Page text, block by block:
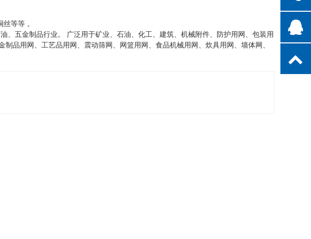
等等 。
、五金制品行业。 广泛用于矿业、石油、化工、建筑、机械附件、防护用网、包装用
品用网、工艺品用网、震动筛网、网篮用网、食品机械用网、炊具用网、墙体网、